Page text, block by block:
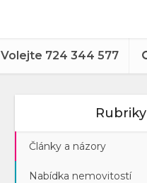
Volejte 724 344 577
Rubriky
Články a názory
Nabídka nemovitostí